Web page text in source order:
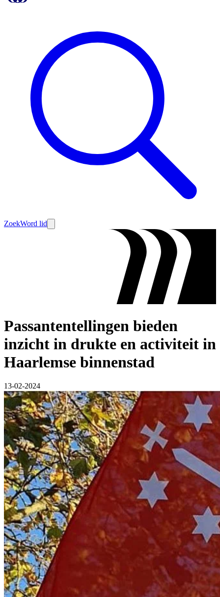
ZoekWord lid
Passantentellingen bieden
inzicht in drukte en activiteit in
Haarlemse binnenstad
13-02-2024